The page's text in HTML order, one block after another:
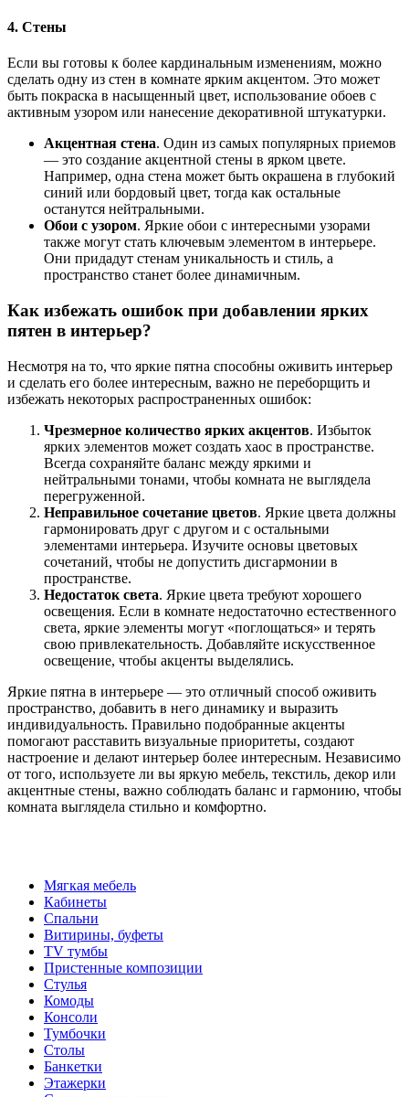
4. Стены
Если вы готовы к более кардинальным изменениям, можно
сделать одну из стен в комнате ярким акцентом. Это может
быть покраска в насыщенный цвет, использование обоев с
активным узором или нанесение декоративной штукатурки.
Акцентная стена. Один из самых популярных приемов
— это создание акцентной стены в ярком цвете.
Например, одна стена может быть окрашена в глубокий
синий или бордовый цвет, тогда как остальные
останутся нейтральными.
Обои с узором. Яркие обои с интересными узорами
также могут стать ключевым элементом в интерьере.
Они придадут стенам уникальность и стиль, а
пространство станет более динамичным.
Как избежать ошибок при добавлении ярких
пятен в интерьер?
Несмотря на то, что яркие пятна способны оживить интерьер
и сделать его более интересным, важно не переборщить и
избежать некоторых распространенных ошибок:
Чрезмерное количество ярких акцентов. Избыток
ярких элементов может создать хаос в пространстве.
Всегда сохраняйте баланс между яркими и
нейтральными тонами, чтобы комната не выглядела
перегруженной.
Неправильное сочетание цветов. Яркие цвета должны
гармонировать друг с другом и с остальными
элементами интерьера. Изучите основы цветовых
сочетаний, чтобы не допустить дисгармонии в
пространстве.
Недостаток света. Яркие цвета требуют хорошего
освещения. Если в комнате недостаточно естественного
света, яркие элементы могут «поглощаться» и терять
свою привлекательность. Добавляйте искусственное
освещение, чтобы акценты выделялись.
Яркие пятна в интерьере — это отличный способ оживить
пространство, добавить в него динамику и выразить
индивидуальность. Правильно подобранные акценты
помогают расставить визуальные приоритеты, создают
настроение и делают интерьер более интересным. Независимо
от того, используете ли вы яркую мебель, текстиль, декор или
акцентные стены, важно соблюдать баланс и гармонию, чтобы
комната выглядела стильно и комфортно.
Мягкая мебель
Кабинеты
Спальни
Витирины, буфеты
TV тумбы
Пристенные композиции
Стулья
Комоды
Консоли
Тумбочки
Столы
Банкетки
Этажерки